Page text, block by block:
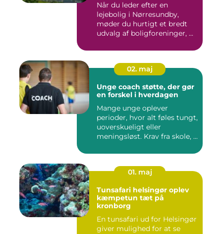
Når du leder efter en
lejebolig i Nørresundby,
møder du hurtigt et bredt
udvalg af boligforeninger, ...
02. maj
Unge coach støtte, der gør
en forskel i hverdagen
Mange unge oplever
perioder, hvor alt føles tungt,
uoverskueligt eller
meningsløst. Krav fra skole, ...
01. maj
Tunsafari helsingør oplev
kæmpetun tæt på
kronborg
En tunsafari ud for Helsingør
giver mulighed for at se